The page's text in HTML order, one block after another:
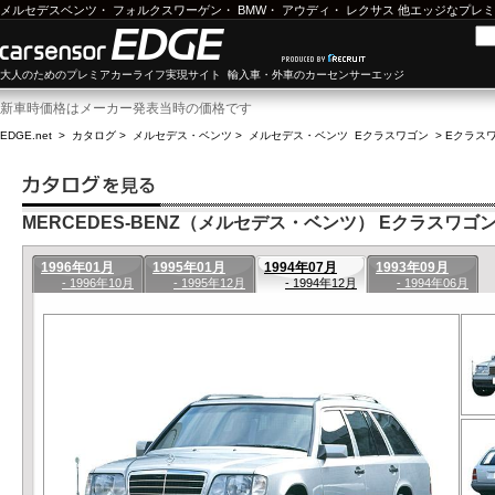
メルセデスベンツ ・ フォルクスワーゲン ・ BMW・ アウディ ・ レクサス 他エッジなプレ
大人のためのプレミアカーライフ実現サイト 輸入車・外車のカーセンサーエッジ
新車時価格はメーカー発表当時の価格です
EDGE.net > カタログ > メルセデス・ベンツ > メルセデス・ベンツ Eクラスワゴン > Eクラス
MERCEDES-BENZ（メルセデス・ベンツ） Eクラスワゴ
1996年01月
- 1996年10月
1995年01月
- 1995年12月
1994年07月
- 1994年12月
1993年09月
- 1994年06月